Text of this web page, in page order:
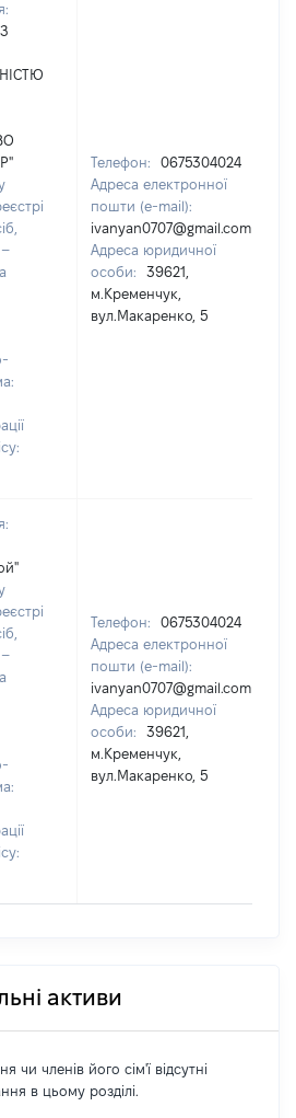
Телефон:
0675304024
Адреса електронної
пошти (e-mail):
ivanyan0707@gmail.com
Адреса юридичної
особи:
39621,
м.Кременчук,
вул.Макаренко, 5
Телефон:
0675304024
Адреса електронної
пошти (e-mail):
ivanyan0707@gmail.com
Адреса юридичної
особи:
39621,
м.Кременчук,
вул.Макаренко, 5
активи
чи членів його сім'ї відсутні
в цьому розділі.